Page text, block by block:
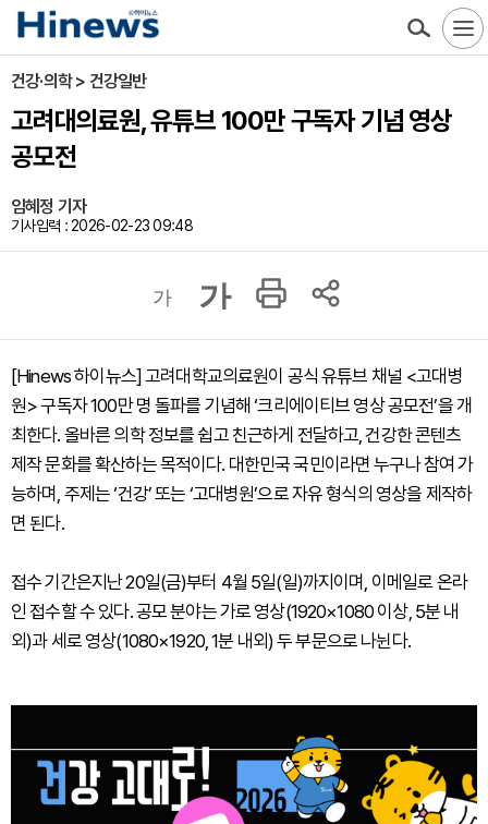
건강·의학 > 건강일반
고려대의료원, 유튜브 100만 구독자 기념 영상
공모전
임혜정 기자
기사입력 : 2026-02-23 09:48
가 가
[Hinews 하이뉴스] 고려대학교의료원이 공식 유튜브 채널 <고대병
원> 구독자 100만 명 돌파를 기념해 ‘크리에이티브 영상 공모전’을 개
최한다. 올바른 의학 정보를 쉽고 친근하게 전달하고, 건강한 콘텐츠
제작 문화를 확산하는 목적이다. 대한민국 국민이라면 누구나 참여 가
능하며, 주제는 ‘건강’ 또는 ‘고대병원’으로 자유 형식의 영상을 제작하
면 된다.
접수 기간은지난 20일(금)부터 4월 5일(일)까지이며, 이메일로 온라
인 접수할 수 있다. 공모 분야는 가로 영상(1920×1080 이상, 5분 내
외)과 세로 영상(1080×1920, 1분 내외) 두 부문으로 나뉜다.